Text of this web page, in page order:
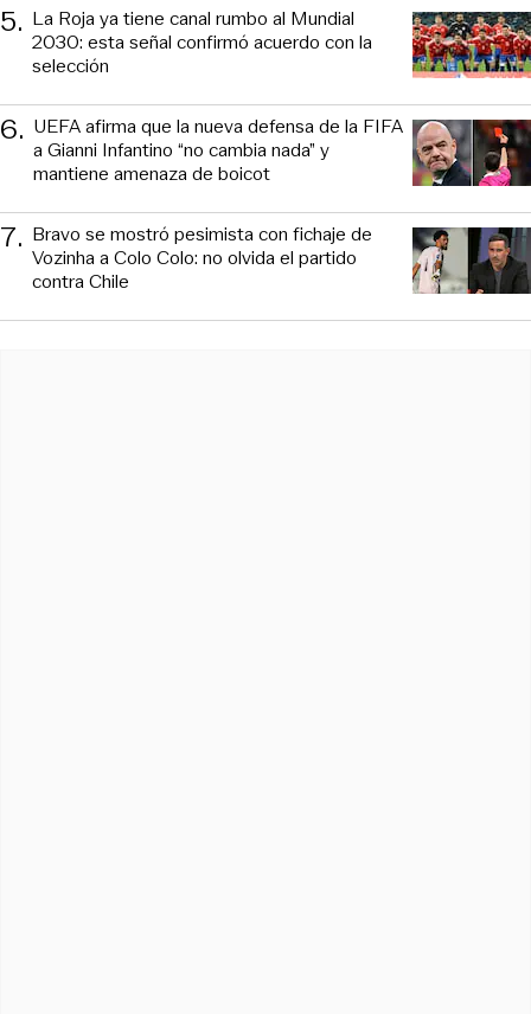
5. La Roja ya tiene canal rumbo al Mundial
2030: esta señal confirmó acuerdo con la
selección
6. UEFA afirma que la nueva defensa de la FIFA
a Gianni Infantino “no cambia nada” y
mantiene amenaza de boicot
7. Bravo se mostró pesimista con fichaje de
Vozinha a Colo Colo: no olvida el partido
contra Chile